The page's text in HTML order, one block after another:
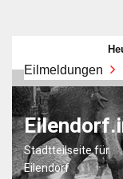
springen
Eilmeldungen
Frohes neues Jahr
Stadtteilseite für
Eilendorf